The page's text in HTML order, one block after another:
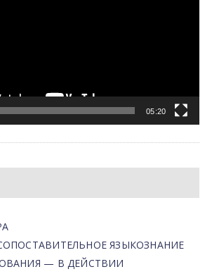
05:20
ЯЗЫКОЗНАНИЕ
— В ДЕЙСТВИИ